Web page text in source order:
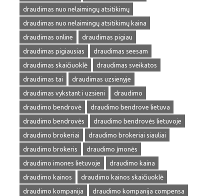
draudimas nuo nelaimingų atsitikimų
draudimas nuo nelaimingų atsitikimų kaina
draudimas online
draudimas pigiau
draudimas pigiausias
draudimas seesam
draudimas skaičiuoklė
draudimas sveikatos
draudimas tai
draudimas uzsienyje
draudimas vykstant i uzsieni
draudimo
draudimo bendrovė
draudimo bendrove lietuva
draudimo bendrovės
draudimo bendrovės lietuvoje
draudimo brokeriai
draudimo brokeriai siauliai
draudimo brokeris
draudimo įmonės
draudimo imones lietuvoje
draudimo kaina
draudimo kainos
draudimo kainos skaičiuoklė
draudimo kompanija
draudimo kompanija compensa